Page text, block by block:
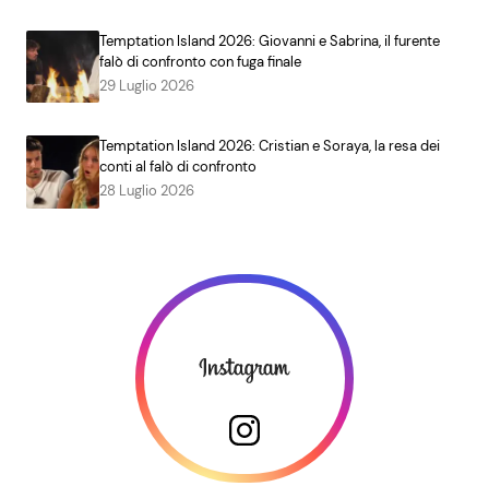
Temptation Island 2026: Giovanni e Sabrina, il furente
falò di confronto con fuga finale
29 Luglio 2026
Temptation Island 2026: Cristian e Soraya, la resa dei
conti al falò di confronto
28 Luglio 2026